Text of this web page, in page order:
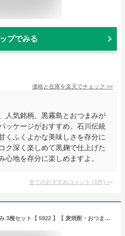
プでみる
価格と在庫を楽天でチェック >>
人気銘柄、黒霧島とおつまみが
ッケージがおすすめ。石川伝統
くふくよかな美味しさを存分に
ク深く楽しめて黒麹で仕上げた
心地を存分に楽しめますよ。
全てのおすすめコメント (1件) >
特蒸泰明 720ml ＋ おつまみ 3種セット【 5922 】【 麦焼酎・おつまみセット 】【 送料無料 】【 父の日 贈り物 ギフト プレゼント 】